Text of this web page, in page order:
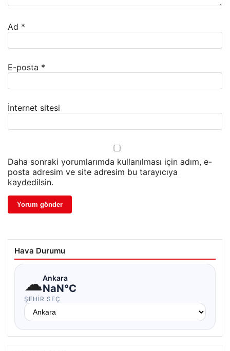
Ad *
E-posta *
İnternet sitesi
Daha sonraki yorumlarımda kullanılması için adım, e-
posta adresim ve site adresim bu tarayıcıya
kaydedilsin.
Hava Durumu
☁Ankara
NaN°C
ŞEHIR SEÇ